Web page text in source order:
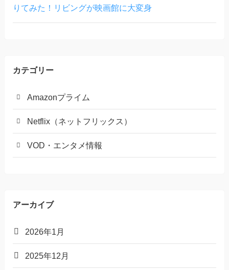
りてみた！リビングが映画館に大変身
カテゴリー
Amazonプライム
Netflix（ネットフリックス）
VOD・エンタメ情報
アーカイブ
2026年1月
2025年12月